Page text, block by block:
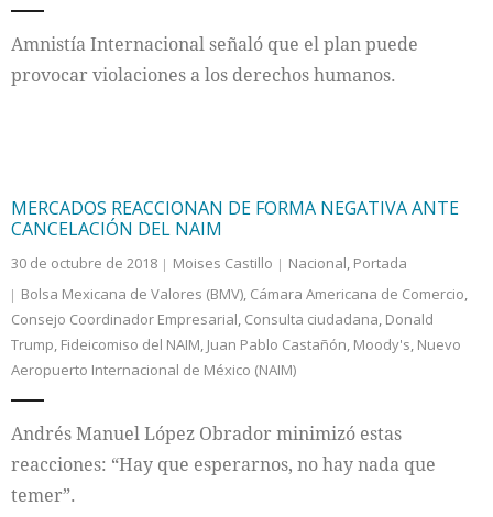
Amnistía Internacional señaló que el plan puede
provocar violaciones a los derechos humanos.
MERCADOS REACCIONAN DE FORMA NEGATIVA ANTE
CANCELACIÓN DEL NAIM
30 de octubre de 2018 Moises Castillo Nacional, Portada
Bolsa Mexicana de Valores (BMV), Cámara Americana de Comercio,
Consejo Coordinador Empresarial, Consulta ciudadana, Donald
Trump, Fideicomiso del NAIM, Juan Pablo Castañón, Moody's, Nuevo
Aeropuerto Internacional de México (NAIM)
Andrés Manuel López Obrador minimizó estas
reacciones: “Hay que esperarnos, no hay nada que
temer”.